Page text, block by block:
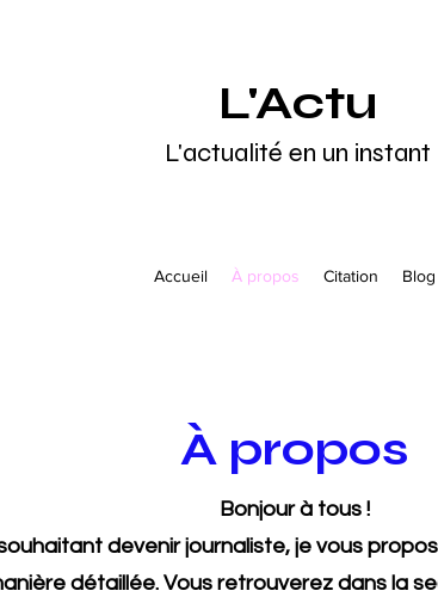
L'Actu
L'actualité en un instant
Accueil À propos Citation Blog
À propos
Bonjour à tous !
devenir journaliste, je vous
détaillée. Vous retrouverez dans la